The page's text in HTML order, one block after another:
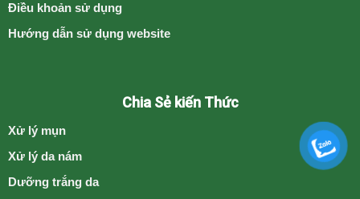
Điều khoản sử dụng
Hướng dẫn sử dụng website
Chia Sẻ kiến Thức
Xử lý mụn
Xử lý da nám
Dưỡng trắng da